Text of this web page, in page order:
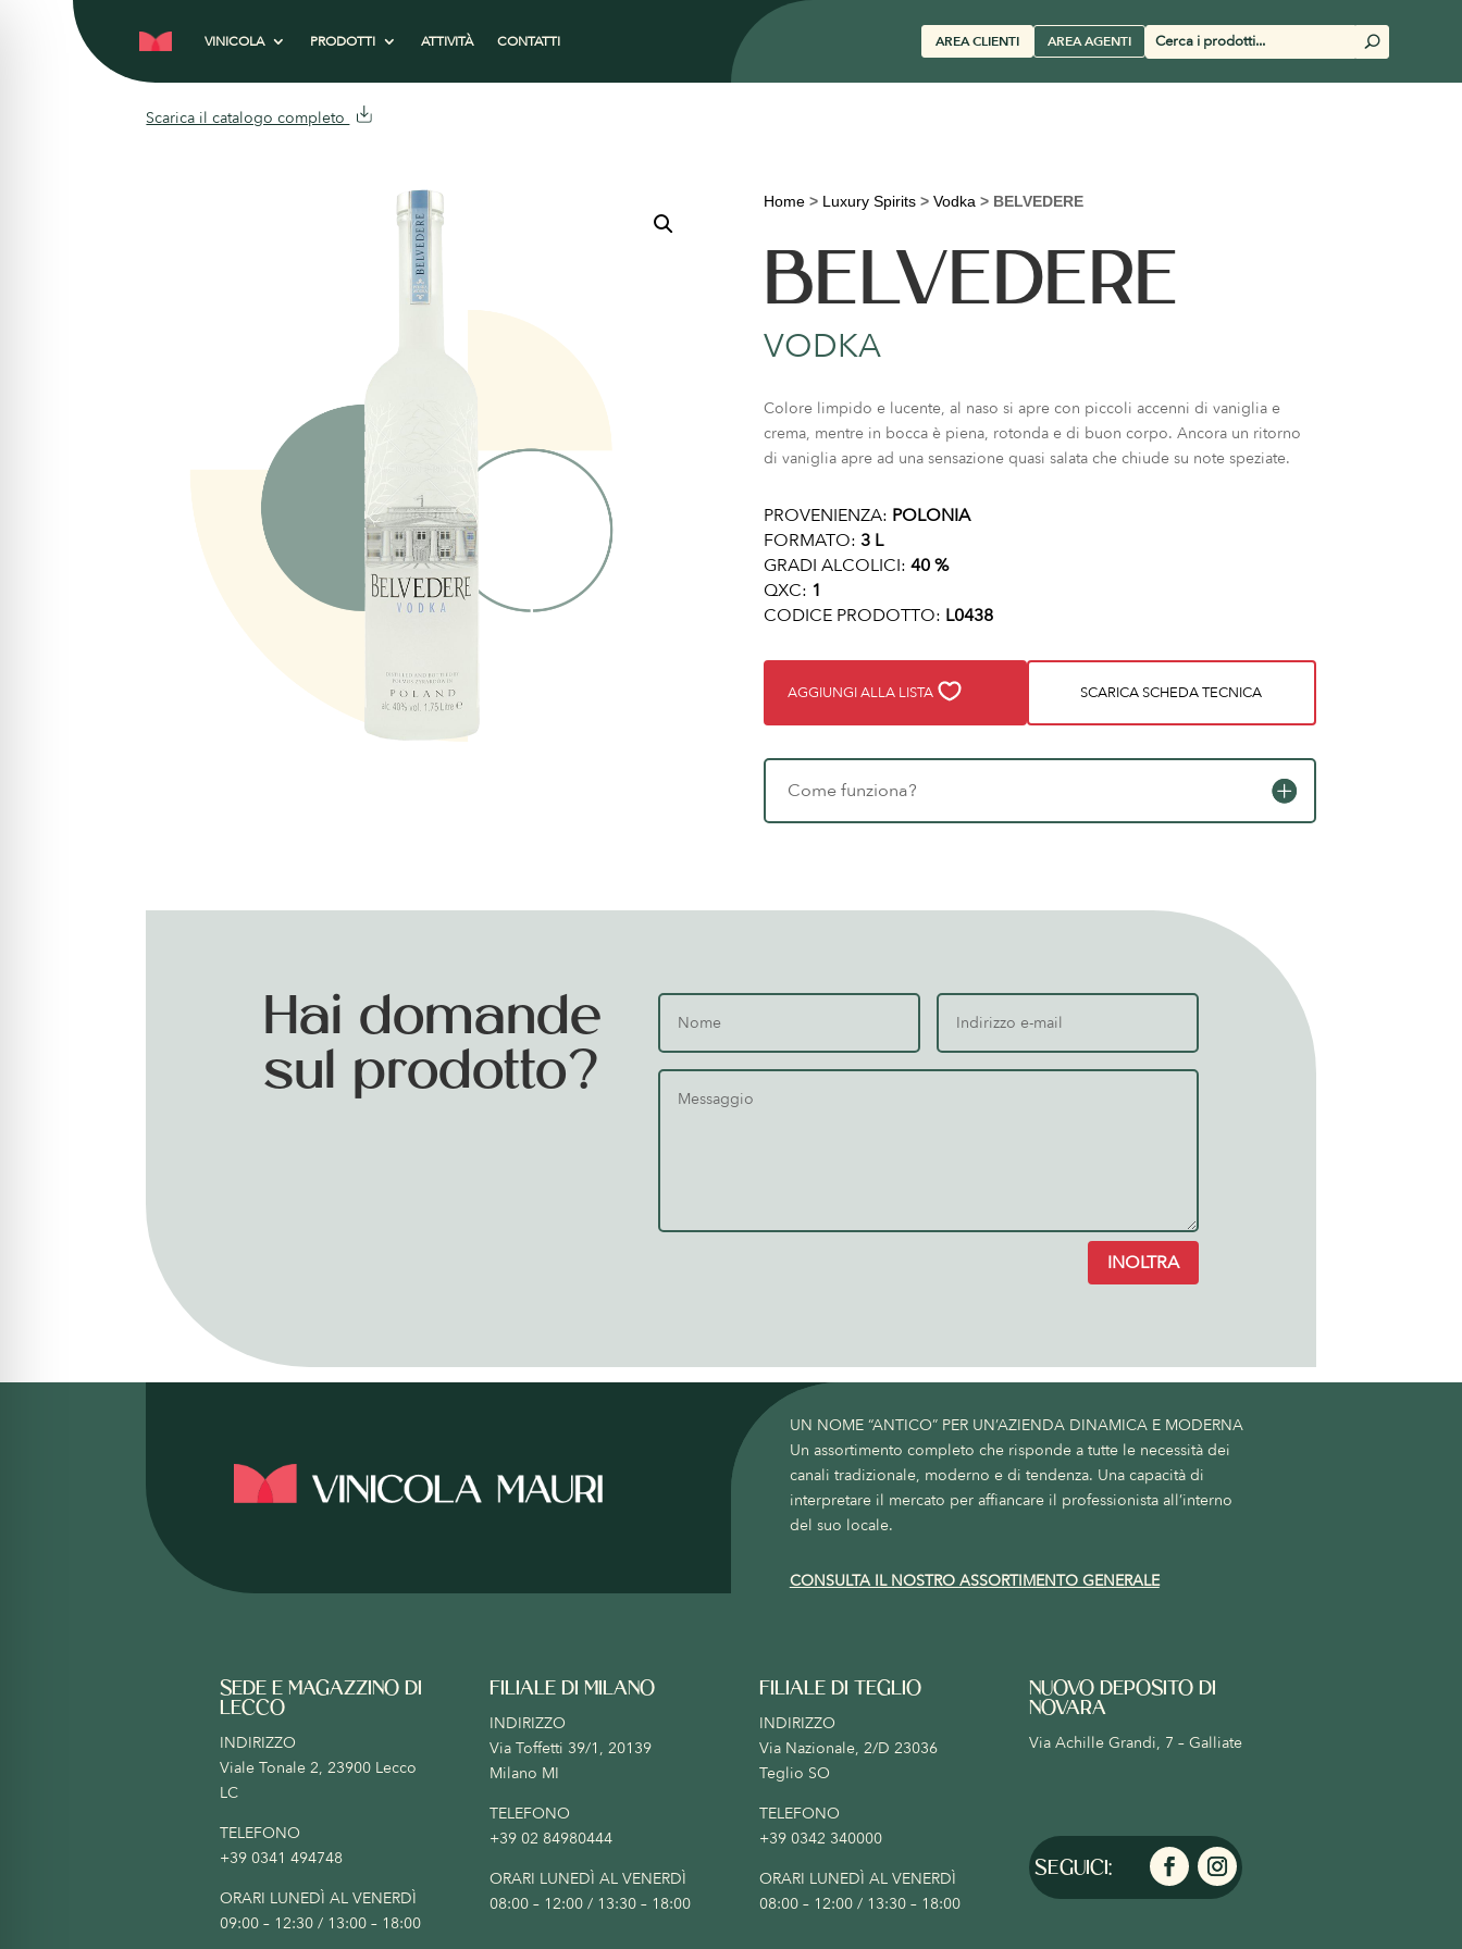
VINICOLA PRODOTTI ATTIVITÀ CONTATTI AREA CLIENTI AREA AGENTI
Cerca
prodotti
U
Scarica il catalogo completo
Home> Luxury Spirits> Vodka > BELVEDERE
BELVEDERE
VODKA
Colore limpido e lucente, al naso si apre con piccoli accenni di vaniglia e
crema, mentre in bocca è piena, rotonda e di buon corpo. Ancora un ritorno
di vaniglia apre ad una sensazione quasi salata che chiude su note speziate.
PROVENIENZA: POLONIA
FORMATO: 3 L
GRADI ALCOLICI: 40 %
QXC: 1
CODICE PRODOTTO: L0438
AGGIUNGI ALLA LISTA SCARICA SCHEDA TECNICA
Come funziona?
Hai domande
sul prodotto?
INOLTRA
UN NOME “ANTICO” PER UN’AZIENDA DINAMICA E MODERNA
Un assortimento completo che risponde a tutte le necessità dei
canali tradizionale, moderno e di tendenza. Una capacità di
interpretare il mercato per affiancare il professionista all’interno
del suo locale.
CONSULTA IL NOSTRO ASSORTIMENTO GENERALE
SEDE E MAGAZZINO DI
LECCO
INDIRIZZO
Viale Tonale 2, 23900 Lecco
LC
TELEFONO
+39 0341 494748
ORARI LUNEDÌ AL VENERDÌ
09:00 – 12:30 / 13:00 – 18:00
FILIALE DI MILANO
INDIRIZZO
Via Toffetti 39/1, 20139
Milano MI
TELEFONO
+39 02 84980444
ORARI LUNEDÌ AL VENERDÌ
08:00 – 12:00 / 13:30 – 18:00
FILIALE DI TEGLIO
INDIRIZZO
Via Nazionale, 2/D 23036
Teglio SO
TELEFONO
+39 0342 340000
ORARI LUNEDÌ AL VENERDÌ
08:00 – 12:00 / 13:30 – 18:00
NUOVO DEPOSITO DI
NOVARA
Via Achille Grandi, 7 – Galliate